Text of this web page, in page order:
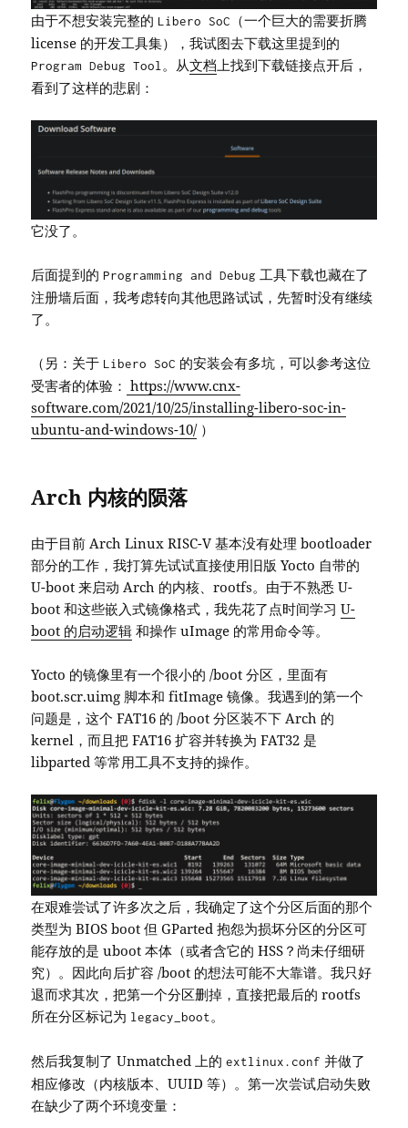
由于不想安装完整的 Libero SoC
（一个巨大的需要折腾
license 的开发工具集），我试图去下载这里提到的
Program Debug Tool。从文档上找到下载链接点开后，
看到了这样的悲剧：
它没了。
后面提到的Programming and Debug 工具下载也藏在了
注册墙后面，我考虑转向其他思路试试，先暂时没有继续
了。
（另：关于 Libero SoC 的安装会有多坑，可以参考这位
受害者的体验： https://www.cnx-
software.com/2021/10/25/installing-libero-soc-in-
ubuntu-and-windows-10/）
Arch 内核的陨落
由于目前 Arch Linux RISC-V 基本没有处理 bootloader
部分的工作，我打算先试试直接使用旧版 Yocto 自带的
U-boot 来启动 Arch 的内核、rootfs。由于不熟悉 U-
boot 和这些嵌入式镜像格式，我先花了点时间学习U-
boot 的启动逻辑 和操作 uImage 的常用命令等。
Yocto 的镜像里有一个很小的 /boot 分区，里面有
boot.scr.uimg 脚本和 fitImage 镜像。我遇到的第一个
问题是，这个 FAT16 的 /boot 分区装不下 Arch 的
kernel，而且把 FAT16 扩容并转换为 FAT32 是
libparted 等常用工具不支持的操作。
在艰难尝试了许多次之后，我确定了这个分区后面的那个
类型为 BIOS boot 但 GParted 抱怨为损坏分区的分区可
能存放的是 uboot 本体（或者含它的 HSS？尚未仔细研
究）。因此向后扩容 /boot 的想法可能不大靠谱。我只好
退而求其次，把第一个分区删掉，直接把最后的 rootfs
所在分区标记为 legacy_boot。
然后我复制了 Unmatched 上的extlinux.conf 并做了
相应修改（内核版本、UUID 等）。第一次尝试启动失败
在缺少了两个环境变量：